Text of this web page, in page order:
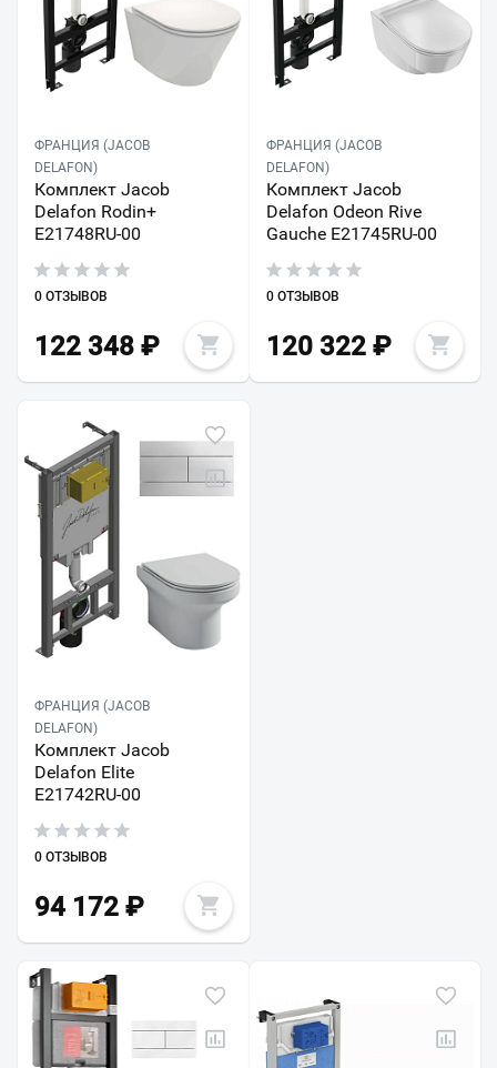
ФРАНЦИЯ (JACOB
DELAFON)
Комплект Jacob
Delafon Rodin+
E21748RU-00
0 ОТЗЫВОВ
122 348 ₽
ФРАНЦИЯ (JACOB
DELAFON)
Комплект Jacob
Delafon Odeon Rive
Gauche E21745RU-00
0 ОТЗЫВОВ
120 322₽
ФРАНЦИЯ (JACOB
DELAFON)
Комплект Jacob
Delafon Elite
E21742RU-00
0 ОТЗЫВОВ
94 172 ₽